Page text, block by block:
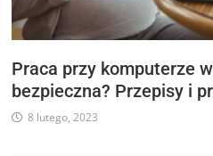
Praca przy komputerze
bezpieczna? Przepisy i
8 lutego, 2023